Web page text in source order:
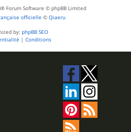
® Forum Software © phpBB Limited
officielle © Qiaeru
by: phpBB SEO
| Conditions